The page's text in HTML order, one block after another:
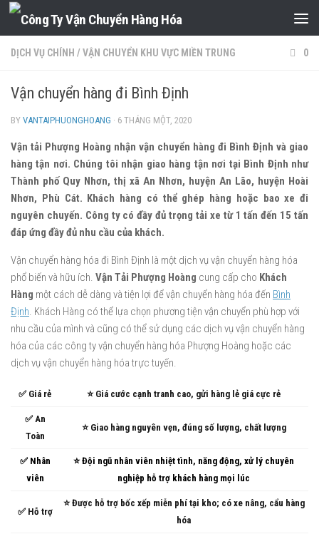
Skip to content
DỊCH VỤ CHÍNH / VẬN CHUYỂN KHU VỰC MIỀN TRUNG 0
Vận chuyển hàng đi Bình Định
BY VANTAIPHUONGHOANG · 6 THÁNG MỘT, 2020
Vận tải Phượng Hoàng nhận vận chuyển hàng đi Bình Định và giao
hàng tận nơi. Chúng tôi nhận giao hàng tận nơi tại Bình Định như
Thành phố Quy Nhơn, thị xã An Nhơn, huyện An Lão, huyện Hoài
Nhơn, Phù Cát. Khách hàng có thể ghép hàng hoặc bao xe đi
nguyên chuyến. Công ty có đầy đủ trọng tải xe từ 1 tấn đến 15 tấn
đáp ứng đầy đủ nhu cầu của khách.
Vận chuyển hàng hóa đi Bình Định là một dịch vụ vận chuyển hàng hóa
phổ biến và hữu ích. Vận Tải Phượng Hoàng cung cấp cho Khách
Hàng một cách dễ dàng và tiện lợi để vận chuyển hàng hóa đến Bình
Định. Khách Hàng có thể lựa chọn phương tiện vận chuyển phù hợp với
nhu cầu của mình và cũng có thể sử dụng các dịch vụ vận chuyển hàng
hóa của các công ty vận chuyển hàng hóa Phượng Hoàng hoặc các
dịch vụ vận chuyển hàng hóa trực tuyến.
✅ Giá rẻ ⭐ Giá cước cạnh tranh cao, gửi hàng lẻ giá cực rẻ
✅ An
Toàn
⭐ Giao hàng nguyên vẹn, đúng số lượng, chất lượng
✅ Nhân
viên
⭐ Đội ngũ nhân viên nhiệt tình, năng động, xử lý chuyên
nghiệp hỗ trợ khách hàng mọi lúc
✅ Hỗ trợ
⭐ Được hỗ trợ bốc xếp miễn phí tại kho; có xe nâng, cẩu hàng
hóa